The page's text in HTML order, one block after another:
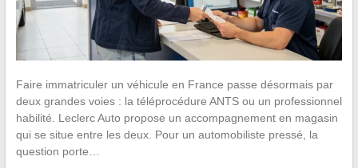
Faire immatriculer un véhicule en France passe désormais par
deux grandes voies : la téléprocédure ANTS ou un professionnel
habilité. Leclerc Auto propose un accompagnement en magasin
qui se situe entre les deux. Pour un automobiliste pressé, la
question porte…